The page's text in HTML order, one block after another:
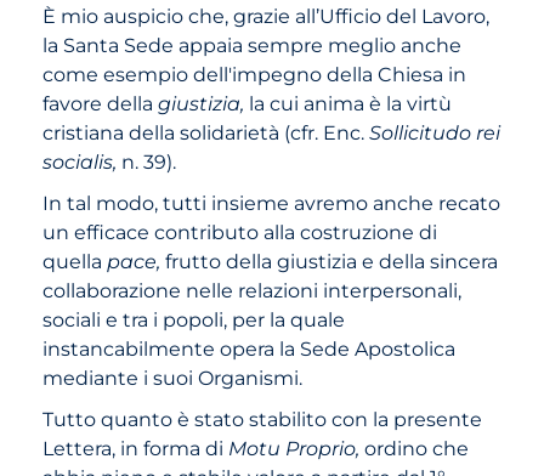
È mio auspicio che, grazie all’Ufficio del Lavoro,
la Santa Sede appaia sempre meglio anche
come esempio dell'impegno della Chiesa in
favore della giustizia, la cui anima è la virtù
cristiana della solidarietà (cfr. Enc.Sollicitudo rei
socialis, n. 39).
In tal modo, tutti insieme avremo anche recato
un efficace contributo alla costruzione di
quella pace, frutto della giustizia e della sincera
collaborazione nelle relazioni interpersonali,
sociali e tra i popoli, per la quale
instancabilmente opera la Sede Apostolica
mediante i suoi Organismi.
Tutto quanto è stato stabilito con la presente
Lettera, in forma di Motu Proprio, ordino che